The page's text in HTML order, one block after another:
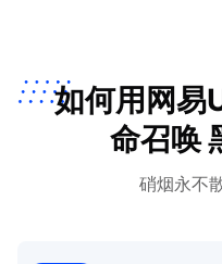
如何用网易
命召唤
硝烟永不